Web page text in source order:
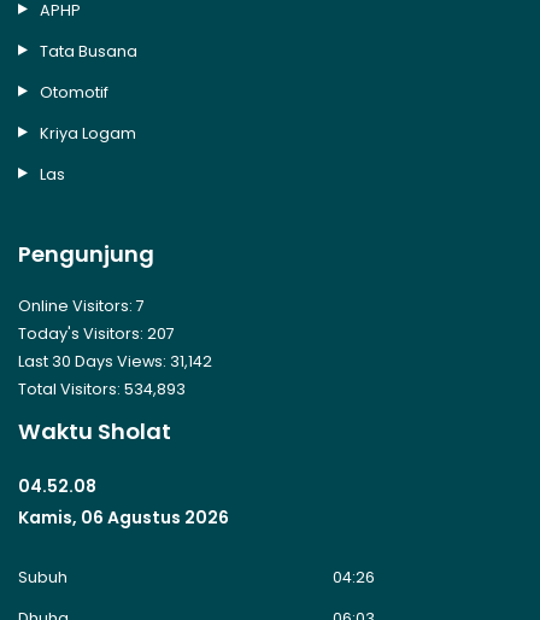
APHP
Tata Busana
Otomotif
Kriya Logam
Las
Pengunjung
Online Visitors: 7
Today's Visitors: 207
Last 30 Days Views: 31,142
Total Visitors: 534,893
Waktu Sholat
04.52.08
Kamis, 06 Agustus 2026
Subuh
04:26